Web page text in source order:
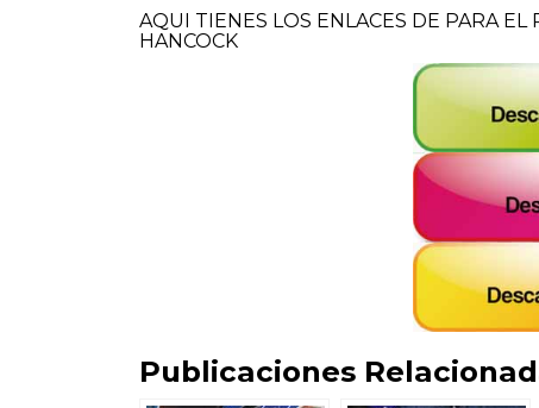
AQUI TIENES LOS ENLACES DE PARA EL
HANCOCK
Publicaciones